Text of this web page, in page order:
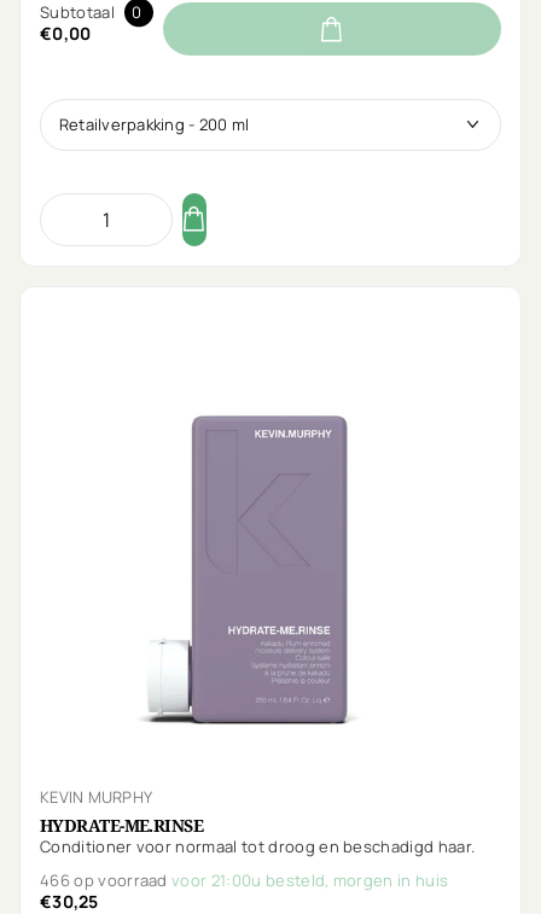
Subtotaal 0
€0,00
KEVIN MURPHY
HYDRATE-ME.RINSE
Conditioner voor normaal tot droog en beschadigd haar.
466 op voorraadvoor 21:00u besteld, morgen in huis
€30,25